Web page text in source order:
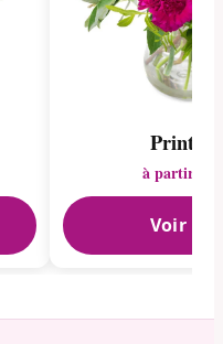
à partir de
Voir